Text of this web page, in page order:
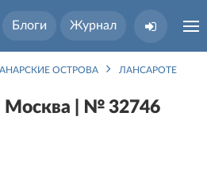
Блоги Журнал
ОСТРОВА ЛАНСАРОТЕ
Москва | № 32746